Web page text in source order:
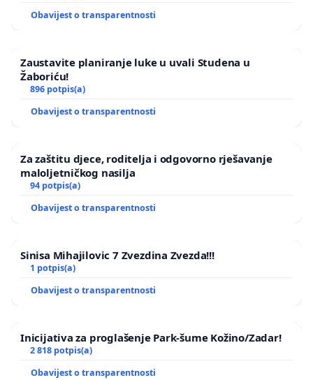
Obavijest o transparentnosti
Zaustavite planiranje luke u uvali Studena u
Žaboriću!
896 potpis(a)
Obavijest o transparentnosti
Za zaštitu djece, roditelja i odgovorno rješavanje
maloljetničkog nasilja
94 potpis(a)
Obavijest o transparentnosti
Sinisa Mihajilovic 7 Zvezdina Zvezda!!!
1 potpis(a)
Obavijest o transparentnosti
Inicijativa za proglašenje Park-šume Kožino/Zadar!
2 818 potpis(a)
Obavijest o transparentnosti